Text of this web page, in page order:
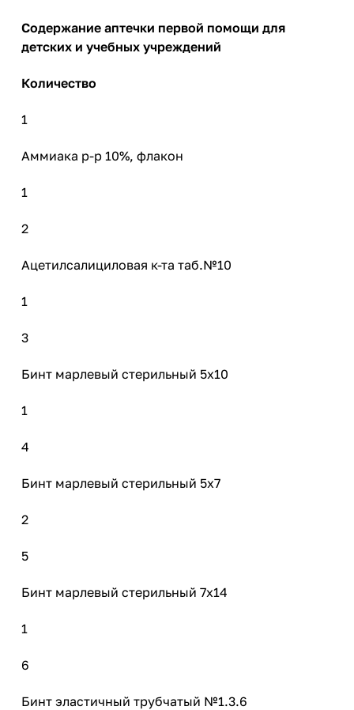
Содержание аптечки первой помощи для
детских и учебных учреждений
Количество
1
Аммиака р-р 10%, флакон
1
2
Ацетилсалициловая к-та таб.№10
1
3
Бинт марлевый стерильный 5х10
1
4
Бинт марлевый стерильный 5х7
2
5
Бинт марлевый стерильный 7х14
1
6
Бинт эластичный трубчатый №1.3.6